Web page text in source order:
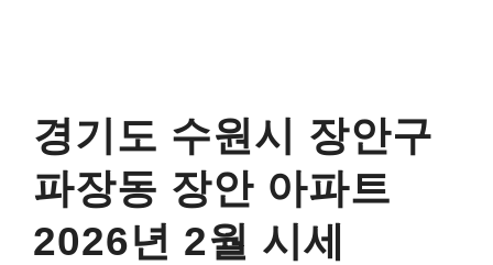
경기도 수원시 장안구
파장동 장안 아파트
2026년 2월 시세